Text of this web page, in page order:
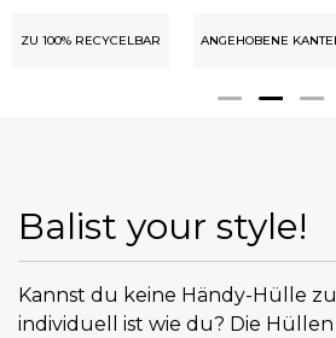
ZU 100% RECYCELBAR ANGEHOBENE
Balist your style!
Kannst du keine Händy-Hülle
individuell ist wie du? Die Hüllen